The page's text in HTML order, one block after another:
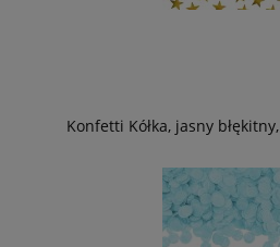
Konfetti Kółka, jasny